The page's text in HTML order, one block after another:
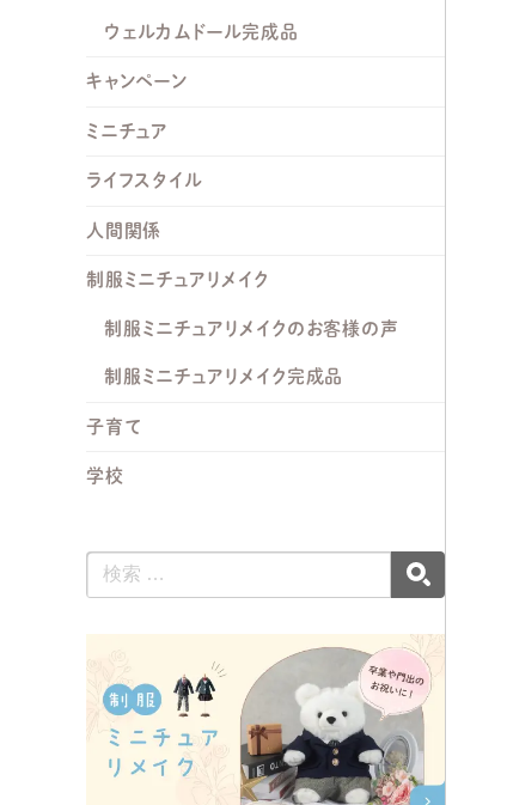
ウェルカムドール完成品
キャンペーン
ミニチュア
ライフスタイル
人間関係
制服ミニチュアリメイク
制服ミニチュアリメイクのお客様の声
制服ミニチュアリメイク完成品
子育て
学校